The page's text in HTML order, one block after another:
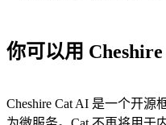
你可以用
Cheshire Cat AI 是一个开